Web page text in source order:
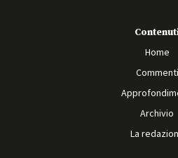
Home
Commenti
Archivio
La